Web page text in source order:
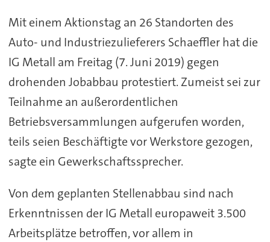
Mit einem Aktionstag an 26 Standorten des
Auto- und Industriezulieferers Schaeffler hat die
IG Metall am Freitag (7. Juni 2019) gegen
drohenden Jobabbau protestiert. Zumeist sei zur
Teilnahme an außerordentlichen
Betriebsversammlungen aufgerufen worden,
teils seien Beschäftigte vor Werkstore gezogen,
sagte ein Gewerkschaftssprecher.
Von dem geplanten Stellenabbau sind nach
Erkenntnissen der IG Metall europaweit 3.500
Arbeitsplätze betroffen, vor allem in